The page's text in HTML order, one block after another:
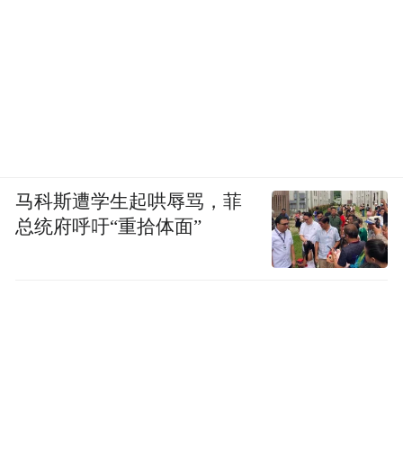
马科斯遭学生起哄辱骂，菲
总统府呼吁“重拾体面”